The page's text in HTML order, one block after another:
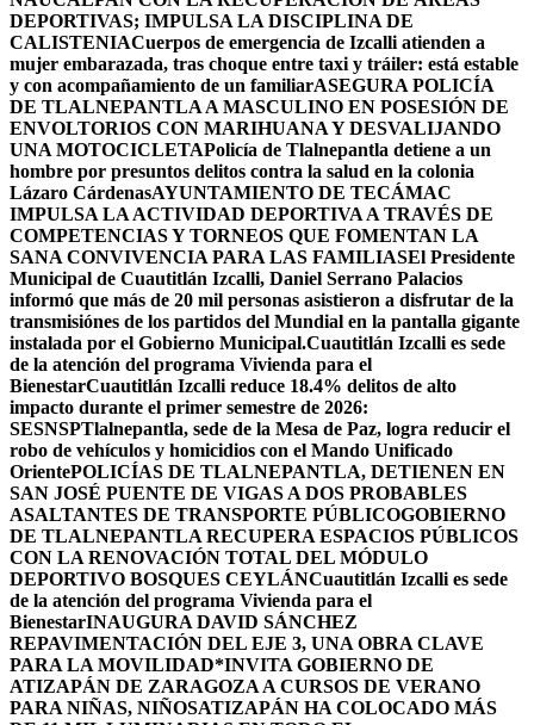
DEPORTIVAS; IMPULSA LA DISCIPLINA DE
CALISTENIACuerpos de emergencia de Izcalli atienden a
mujer embarazada, tras choque entre taxi y tráiler: está estable
y con acompañamiento de un familiarASEGURA POLICÍA
DE TLALNEPANTLA A MASCULINO EN POSESIÓN DE
ENVOLTORIOS CON MARIHUANA Y DESVALIJANDO
UNA MOTOCICLETAPolicía de Tlalnepantla detiene a un
hombre por presuntos delitos contra la salud en la colonia
Lázaro CárdenasAYUNTAMIENTO DE TECÁMAC
IMPULSA LA ACTIVIDAD DEPORTIVA A TRAVÉS DE
COMPETENCIAS Y TORNEOS QUE FOMENTAN LA
SANA CONVIVENCIA PARA LAS FAMILIASEl Presidente
Municipal de Cuautitlán Izcalli, Daniel Serrano Palacios
informó que más de 20 mil personas asistieron a disfrutar de la
transmisiónes de los partidos del Mundial en la pantalla gigante
instalada por el Gobierno Municipal.Cuautitlán Izcalli es sede
de la atención del programa Vivienda para el
BienestarCuautitlán Izcalli reduce 18.4% delitos de alto
impacto durante el primer semestre de 2026:
SESNSPTlalnepantla, sede de la Mesa de Paz, logra reducir el
robo de vehículos y homicidios con el Mando Unificado
OrientePOLICÍAS DE TLALNEPANTLA, ​DETIENEN EN
SAN JOSÉ PUENTE DE VIGAS A DOS PROBABLES
ASALTANTES DE TRANSPORTE PÚBLICOGOBIERNO
DE TLALNEPANTLA RECUPERA ESPACIOS PÚBLICOS
CON LA RENOVACIÓN TOTAL DEL MÓDULO
DEPORTIVO BOSQUES CEYLÁNCuautitlán Izcalli es sede
de la atención del programa Vivienda para el
BienestarINAUGURA DAVID SÁNCHEZ
REPAVIMENTACIÓN DEL EJE 3, UNA OBRA CLAVE
PARA LA MOVILIDAD*INVITA GOBIERNO DE
ATIZAPÁN DE ZARAGOZA A CURSOS DE VERANO
PARA NIÑAS, NIÑOSATIZAPÁN HA COLOCADO MÁS